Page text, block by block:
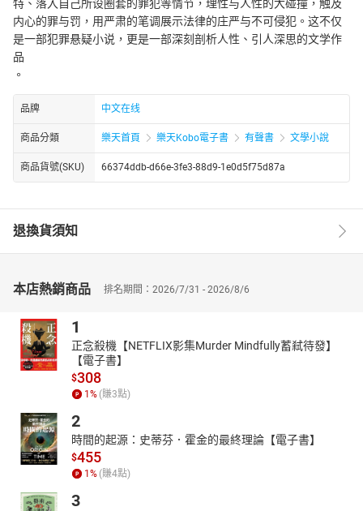
特、落入自己所设圈套的罪犯等情节，理性与人性的大碰撞，触及
内心的罪与罚，用严肃的笔调展示法律的庄严与不可侵犯。这不仅
是一部犯罪悬疑小说，更是一部深刻剖析人性、引人深思的文学作
品
。
品牌 中文在线
商品分類 樂天首頁 樂天Kobo電子書 有聲書 文學小說
商品貨號(SKU) 66374ddb-d66e-3fe3-88d9-1e0d5f75d87a
退換貨須知
本店熱銷商品 排名期間：2026/7/31 - 2026/8/6
1
正念殺機【NETFLIX影集Murder Mindfully蓄弒待發】
【電子書】
$308
1% (賺3點)
2
時間的起源：史蒂芬．霍金的最終理論【電子書】
$455
1% (賺4點)
3